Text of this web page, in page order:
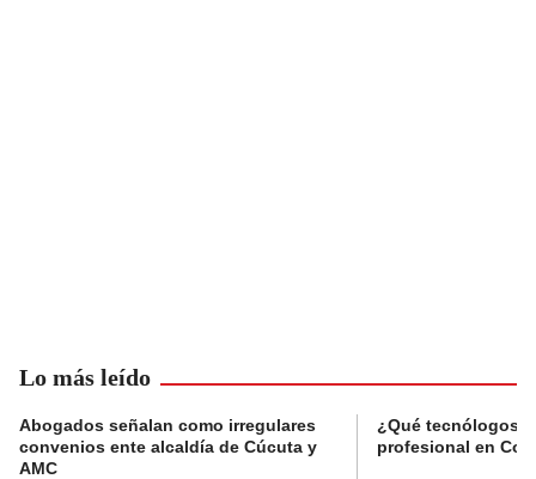
Lo más leído
Abogados señalan como irregulares
convenios ente alcaldía de Cúcuta y
AMC
¿Qué tecnólogos
profesional en